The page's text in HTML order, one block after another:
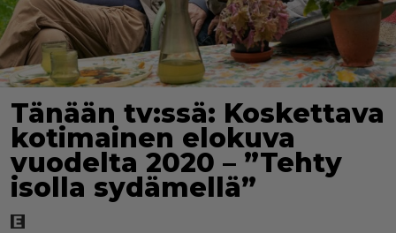
Tänään tv:ssä: Koskettava
kotimainen elokuva
vuodelta 2020 – ”Tehty
isolla sydämellä”